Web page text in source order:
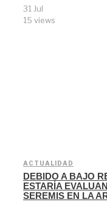
31 Jul
15 views
ACTUALIDAD
DEBIDO A BAJO
ESTARÍA
SEREMIS EN LA